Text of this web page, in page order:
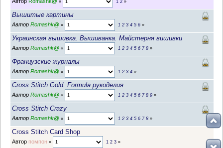
Автор Romashk@ « 1 2»
Вышитые картины
Автор Romashk@ « 1 2 3 4 5 6»
Украинская вышивка. Вышиванка. Майстерня вишивки
Автор Romashk@ « 1 2 3 4 5 6 7 8»
Французские журналы
Автор Romashk@ « 1 2 3 4»
Cross Stitch Gold. Formula рукоделия
Автор Romashk@ « 1 2 3 4 5 6 7 8 9»
Cross Stitch Crazy
Автор Romashk@ « 1 2 3 4 5 6 7 8»
Cross Stitch Card Shop
Автор помпон « 1 2 3»